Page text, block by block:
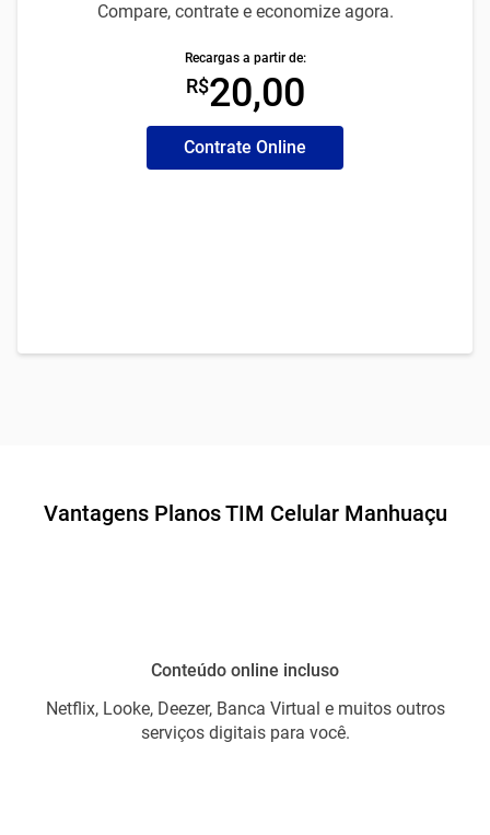
Compare, contrate e economize agora.
Recargas a partir de:
R$20,00
Contrate Online
Vantagens Planos TIM Celular Manhuaçu
Conteúdo online incluso
Netflix, Looke, Deezer, Banca Virtual e muitos outros
serviços digitais para você.